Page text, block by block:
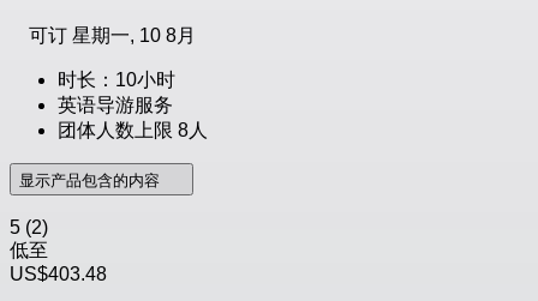
可订 星期一, 10 8月
时长：10小时
英语导游服务
团体人数上限 8人
显示产品包含的内容
5 (2)
低至
US$403.48